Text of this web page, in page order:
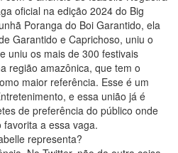
oficial na edição 2024 do Big
Poranga do Boi Garantido, ela
Garantido e Caprichoso, uniu o
uniu os mais de 300 festivais
região amazônica, que tem o
maior referência. Esse é um
e essa união já é
de preferência do público onde
a essa vaga.
representa?